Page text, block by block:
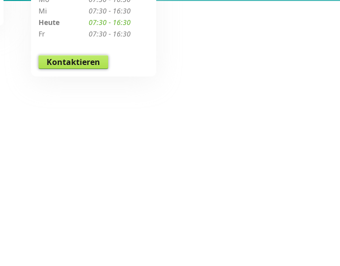
Mi
07:30 - 16:30
Heute
07:30 - 16:30
Fr
07:30 - 16:30
Kontaktieren